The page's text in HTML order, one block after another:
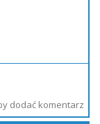
dodać komentarz